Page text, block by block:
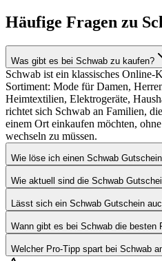
Häufige Fragen zu
Was gibt es bei Schwab zu kaufen?
Schwab ist ein klassisches Online-
Sortiment: Mode für Damen,
Heimtextilien, Elektrogeräte,
richtet sich Schwab an Familien,
einem Ort einkaufen möchten,
wechseln zu müssen.
Wie löse ich einen Schwab
Wie aktuell sind die Schwab
Lässt sich ein Schwab Gutschein
Wann gibt es bei Schwab die besten
Welcher Pro-Tipp spart bei Schwab